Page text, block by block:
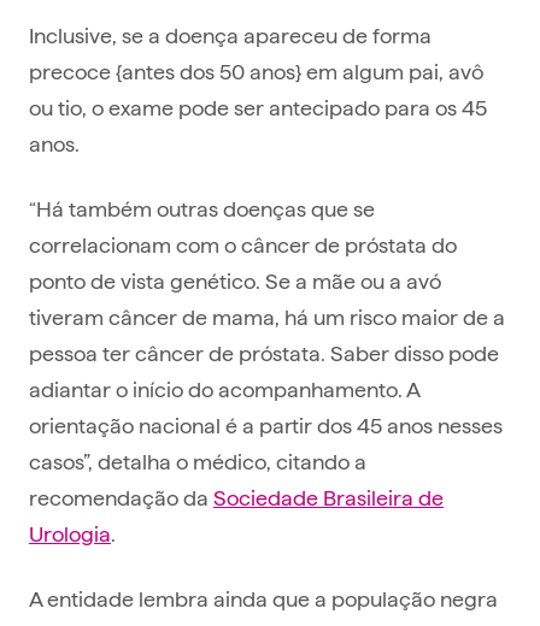
Inclusive, se a doença apareceu de forma
precoce {antes dos 50 anos} em algum pai, avô
ou tio, o exame pode ser antecipado para os 45
anos.
“Há também outras doenças que se
correlacionam com o câncer de próstata do
ponto de vista genético. Se a mãe ou a avó
tiveram câncer de mama, há um risco maior de a
pessoa ter câncer de próstata. Saber disso pode
adiantar o início do acompanhamento. A
orientação nacional é a partir dos 45 anos nesses
casos”, detalha o médico, citando a
recomendação da Sociedade Brasileira de
Urologia.
A entidade lembra ainda que a população negra